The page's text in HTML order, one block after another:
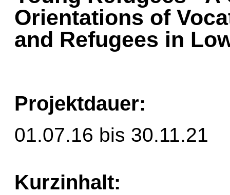
Orientations of
and Refugees in
Projektdauer:
01.07.16 bis 30.11.21
Kurzinhalt: